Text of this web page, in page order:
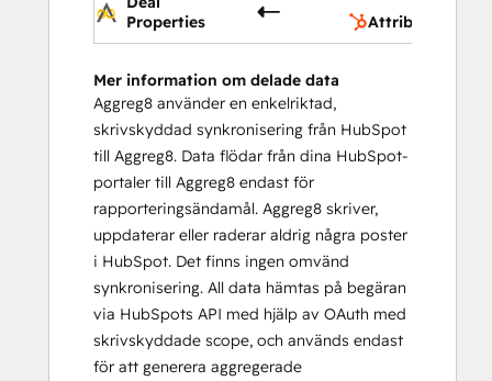
Properties
Attribut för
Mer information om delade data
Aggreg8 använder en enkelriktad,
skrivskyddad synkronisering från HubSpot
till Aggreg8. Data flödar från dina HubSpot-
portaler till Aggreg8 endast för
rapporteringsändamål. Aggreg8 skriver,
uppdaterar eller raderar aldrig några poster
i HubSpot. Det finns ingen omvänd
synkronisering. All data hämtas på begäran
via HubSpots API med hjälp av OAuth med
skrivskyddade scope, och används endast
för att generera aggregerade